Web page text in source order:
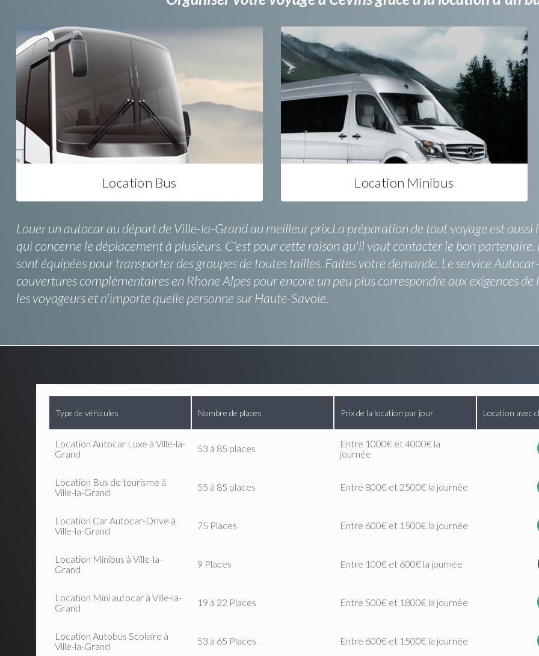
Location Bus Location Minibus
Louer un autocar au départ de Ville-la-Grand au meilleur prix.La préparation de tout voyage est
qui concerne le déplacement à plusieurs. C'est pour cette raison qu'il vaut contacter le bon partenaire.
sont équipées pour transporter des groupes de toutes tailles. Faites votre demande. Le service
couvertures complémentaires en Rhone Alpes pour encore un peu plus correspondre aux exigences
les voyageurs et n'importe quelle personne sur Haute-Savoie.
Type de véhicules Nombre de places Prix de la location par jour Location avec
Location Autocar Luxe à Ville-la-
Grand
53 à 85 places
Entre 1000€ et 4000€ la
journée
Location Bus de tourisme à
Ville-la-Grand
55 à 85 places Entre 800€ et 2500€ la journée
Location Car Autocar-Drive à
Ville-la-Grand
75 Places Entre 600€ et 1500€ la journée
Location Minibus à Ville-la-
Grand
9 Places Entre 100€ et 600€ la journée
Location Mini autocar à Ville-la-
Grand
19 à 22 Places Entre 500€ et 1800€ la journée
Location Autobus Scolaire à
Ville-la-Grand
53 à 65 Places Entre 600€ et 1500€ la journée